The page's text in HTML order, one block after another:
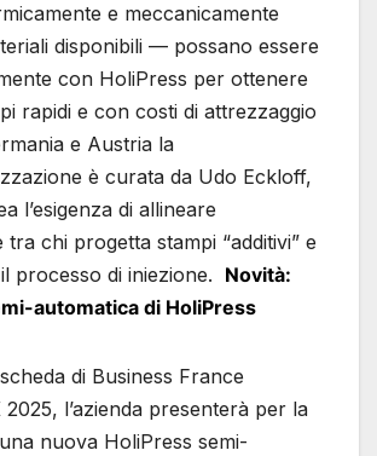
e meccanicamente
disponibili — possano essere
con HoliPress per ottenere
rapidi e con costi di attrezzaggio
e Austria la
è curata da Udo Eckloff,
l’esigenza di allineare
chi progetta stampi “additivi” e
processo di iniezione. Novità:
automatica di HoliPress
di Business France
2025, l’azienda presenterà per la
nuova HoliPress semi-